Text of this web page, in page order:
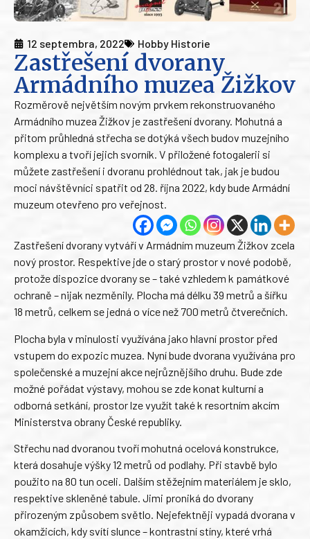
12 septembra, 2022 Hobby Historie
Zastřešení dvorany
Armádního muzea Žižkov
Rozměrově největším novým prvkem rekonstruovaného
Armádního muzea Žižkov je zastřešení dvorany. Mohutná a
přitom průhledná střecha se dotýká všech budov muzejního
komplexu a tvoří jejich svorník. V přiložené fotogalerii si
můžete zastřešení i dvoranu prohlédnout tak, jak je budou
moci návštěvníci spatřit od 28. října 2022, kdy bude Armádní
muzeum otevřeno pro veřejnost.
Zastřešení dvorany vytváří v Armádním muzeum Žižkov zcela
nový prostor. Respektive jde o starý prostor v nové podobě,
protože dispozice dvorany se – také vzhledem k památkové
ochraně – nijak nezměnily. Plocha má délku 39 metrů a šířku
18 metrů, celkem se jedná o více než 700 metrů čtverečních.
Plocha byla v minulosti využívána jako hlavní prostor před
vstupem do expozic muzea. Nyní bude dvorana využívána pro
společenské a muzejní akce nejrůznějšího druhu. Bude zde
možné pořádat výstavy, mohou se zde konat kulturní a
odborná setkání, prostor lze využít také k resortním akcím
Ministerstva obrany České republiky.
Střechu nad dvoranou tvoří mohutná ocelová konstrukce,
která dosahuje výšky 12 metrů od podlahy. Při stavbě bylo
použito na 80 tun oceli. Dalším stěžejním materiálem je sklo,
respektive skleněné tabule. Jimi proniká do dvorany
přirozeným způsobem světlo. Nejefektněji vypadá dvorana v
okamžicích, kdy svítí slunce – kontrastní stíny, které vrhá